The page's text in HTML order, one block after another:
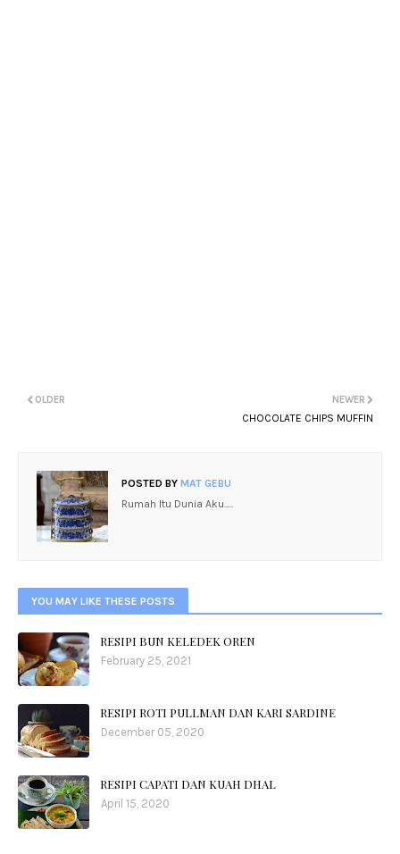
NEWER
CHOCOLATE CHIPS MUFFIN
OLDER
POSTED BY MAT GEBU
Rumah Itu Dunia Aku.....
YOU MAY LIKE THESE POSTS
RESIPI BUN KELEDEK OREN
February 25, 2021
RESIPI ROTI PULLMAN DAN KARI SARDINE
December 05, 2020
RESIPI CAPATI DAN KUAH DHAL
April 15, 2020